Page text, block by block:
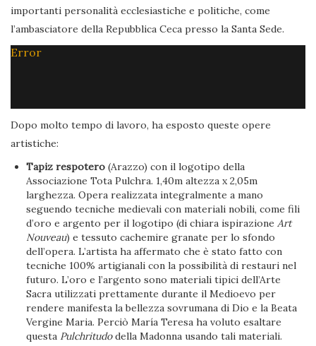
importanti personalità ecclesiastiche e politiche, come
l’ambasciatore della Repubblica Ceca presso la Santa Sede.
Error
Dopo molto tempo di lavoro, ha esposto queste opere
artistiche:
Tapiz respotero (Arazzo) con il logotipo della
Associazione Tota Pulchra. 1,40m altezza x 2,05m
larghezza. Opera realizzata integralmente a mano
seguendo tecniche medievali con materiali nobili, come fili
d’oro e argento per il logotipo (di chiara ispirazioneArt
Nouveau) e tessuto cachemire granate per lo sfondo
dell’opera. L’artista ha affermato che è stato fatto con
tecniche 100% artigianali con la possibilità di restauri nel
futuro. L’oro e l’argento sono materiali tipici dell’Arte
Sacra utilizzati prettamente durante il Medioevo per
rendere manifesta la bellezza sovrumana di Dio e la Beata
Vergine Maria. Perciò María Teresa ha voluto esaltare
questa Pulchritudodella Madonna usando tali materiali.